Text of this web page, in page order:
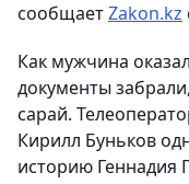
сообщаетZakon.kz
Как мужчина
документы
сарай.
Кирилл Буньков
историю Геннадия